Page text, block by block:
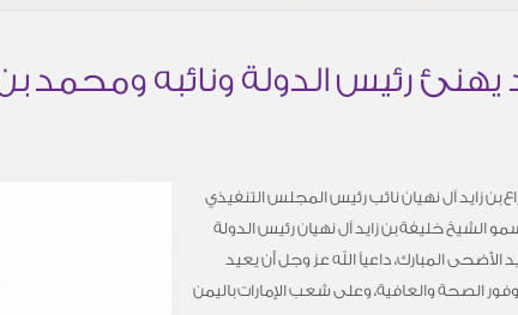
يهنئ رئيس الدولة ونائبه ومحمد
بن زايد آل نهيان نائب رئيس المجلس التنفيذي
الشيخ خليفة بن زايد آل نهيان رئيس الدولة
الأضحى المبارك، داعياً الله عز وجل أن يعيد
الصحة والعافية، وعلى شعب الإمارات باليمن